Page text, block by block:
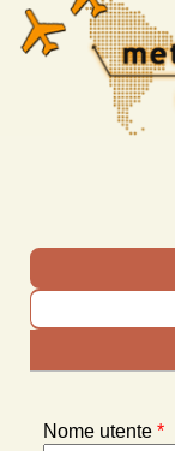
Schede primarie
Nome utente *